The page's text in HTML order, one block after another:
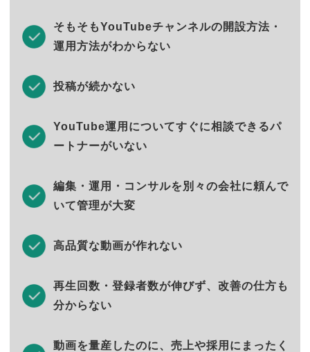
そもそもYouTubeチャンネルの開設方法・
運用方法がわからない
投稿が続かない
YouTube運用についてすぐに相談できるパ
ートナーがいない
編集・運用・コンサルを別々の会社に頼んで
いて管理が大変
高品質な動画が作れない
再生回数・登録者数が伸びず、改善の仕方も
分からない
動画を量産したのに、売上や採用にまったく